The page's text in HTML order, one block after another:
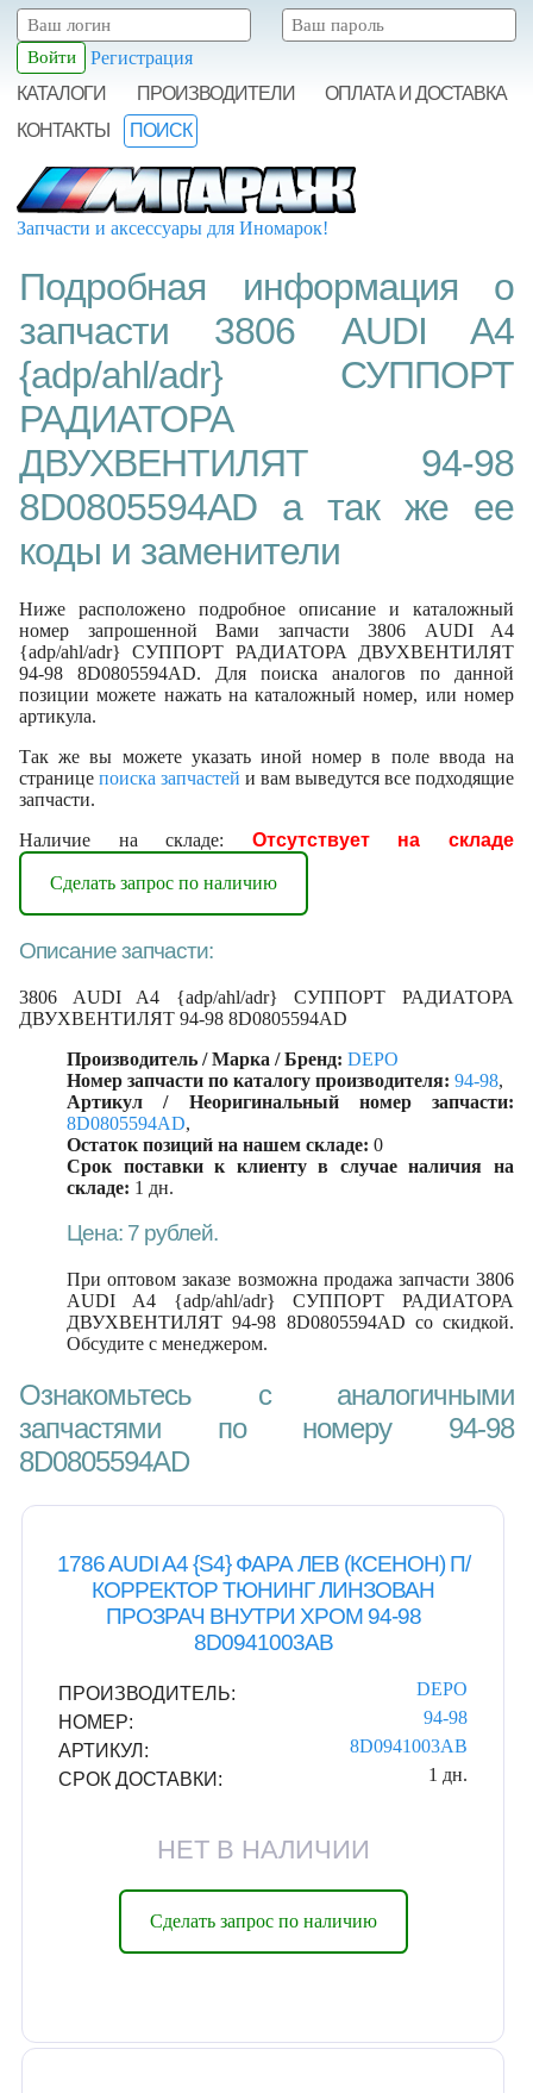
Регистрация
КАТАЛОГИ
ПРОИЗВОДИТЕЛИ
ОПЛАТА И ДОСТАВКА
КОНТАКТЫ
ПОИСК
Запчасти и аксессуары для Иномарок!
Подробная информация о
запчасти 3806 AUDI A4
{adp/ahl/adr} СУППОРТ
РАДИАТОРА
ДВУХВЕНТИЛЯТ 94-98
8D0805594AD а так же ее
коды и заменители
Ниже расположено подробное описание и каталожный
номер запрошенной Вами запчасти 3806 AUDI A4
{adp/ahl/adr} СУППОРТ РАДИАТОРА ДВУХВЕНТИЛЯТ
94-98 8D0805594AD. Для поиска аналогов по данной
позиции можете нажать на каталожный номер, или номер
артикула.
Так же вы можете указать иной номер в поле ввода на
странице поиска запчастей и вам выведутся все подходящие
запчасти.
Наличие на складе: Отсутствует на складе
Сделать запрос по наличию
Описание запчасти:
3806 AUDI A4 {adp/ahl/adr} СУППОРТ РАДИАТОРА
ДВУХВЕНТИЛЯТ 94-98 8D0805594AD
Производитель / Марка / Бренд: DEPO
Номер запчасти по каталогу производителя: 94-98,
Артикул / Неоригинальный номер запчасти:
8D0805594AD,
Остаток позиций на нашем складе: 0
Срок поставки к клиенту в случае наличия на
складе: 1 дн.
Цена: 7 рублей.
При оптовом заказе возможна продажа запчасти 3806
AUDI A4 {adp/ahl/adr} СУППОРТ РАДИАТОРА
ДВУХВЕНТИЛЯТ 94-98 8D0805594AD со скидкой.
Обсудите с менеджером.
Ознакомьтесь с аналогичными
запчастями по номеру 94-98
8D0805594AD
1786 AUDI A4 {S4} ФАРА ЛЕВ (КСЕНОН) П/
КОРРЕКТОР ТЮНИНГ ЛИНЗОВАН
ПРОЗРАЧ ВНУТРИ ХРОМ 94-98
8D0941003AB
ПРОИЗВОДИТЕЛЬ:
DEPO
НОМЕР:
94-98
АРТИКУЛ:
8D0941003AB
СРОК ДОСТАВКИ:
1 дн.
НЕТ В НАЛИЧИИ
Сделать запрос по наличию